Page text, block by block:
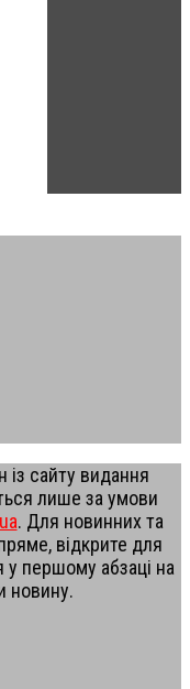
із сайту видання
лише за умови
. Для новинних та
відкрите для
у першому абзаці на
новину.